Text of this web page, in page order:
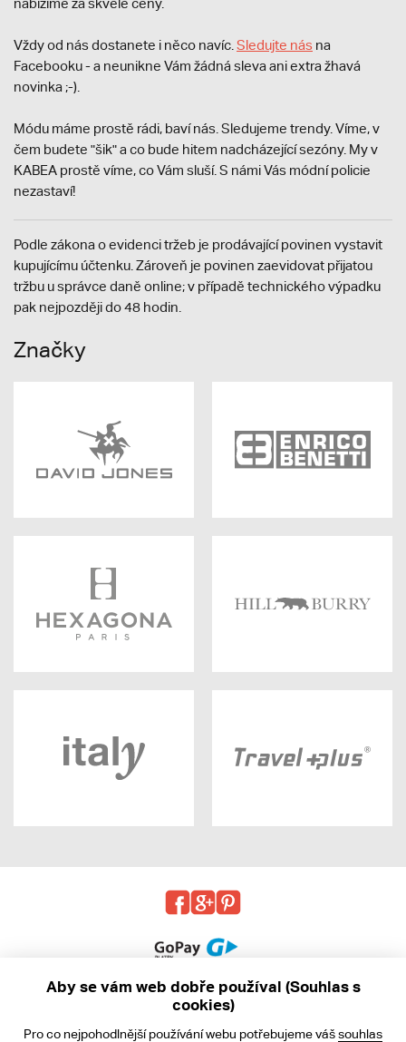
nabízíme za skvělé ceny.
Vždy od nás dostanete i něco navíc. Sledujte nás na
Facebooku - a neunikne Vám žádná sleva ani extra žhavá
novinka ;-).
Módu máme prostě rádi, baví nás. Sledujeme trendy. Víme, v
čem budete "šik" a co bude hitem nadcházející sezóny. My v
KABEA prostě víme, co Vám sluší. S námi Vás módní policie
nezastaví!
Podle zákona o evidenci tržeb je prodávající povinen vystavit
kupujícímu účtenku. Zároveň je povinen zaevidovat přijatou
tržbu u správce daně online; v případě technického výpadku
pak nejpozději do 48 hodin.
Značky
Aby se vám web dobře používal (Souhlas s
cookies)
Pro co nejpohodlnější používání webu potřebujeme vášsouhlas